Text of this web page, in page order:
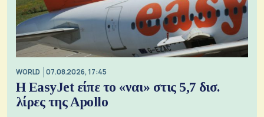
WORLD 07.08.2026, 17:45
Η EasyJet είπε το «ναι» στις 5,7 δισ.
λίρες της Apollo